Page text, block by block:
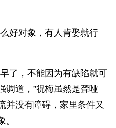
好对象，有人肯娶就行
了，不能因为有缺陷就可
调道，”祝梅虽然是聋哑
并没有障碍，家里条件又
。